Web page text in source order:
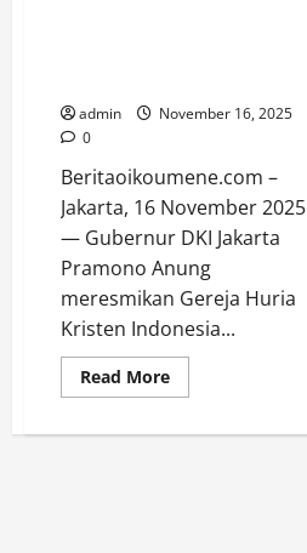
admin
November 16, 2025
0
Beritaoikoumene.com –
Jakarta, 16 November 2025
— Gubernur DKI Jakarta
Pramono Anung
meresmikan Gereja Huria
Kristen Indonesia...
Read MoreRead
more
Gereja